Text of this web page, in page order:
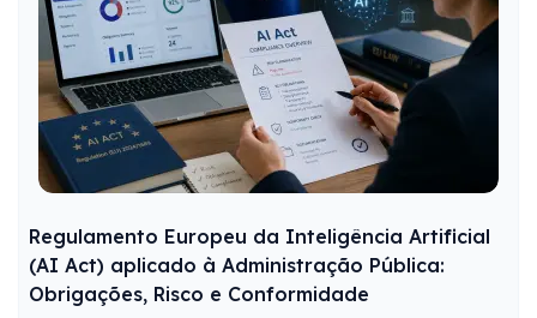
Regulamento Europeu da Inteligência Artificial
(AI Act) aplicado à Administração Pública:
Obrigações, Risco e Conformidade